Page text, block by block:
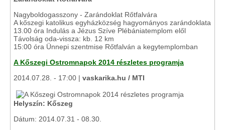
Nagyboldogasszony - Zarándoklat Rőtfalvára
A kőszegi katolikus egyházközség hagyományos zarándoklata
13.00 óra Indulás a Jézus Szíve Plébániatemplom elől
Távolság oda-vissza: kb. 12 km
15:00 óra Ünnepi szentmise Rőtfalván a kegytemplomban
A Kőszegi Ostromnapok 2014 részletes programja
2014.07.28. - 17:00 | vaskarika.hu / MTI
Helyszín: Kőszeg
Dátum: 2014.07.31 - 08.30.